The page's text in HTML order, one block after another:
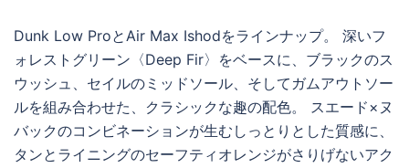
Dunk Low ProとAir Max Ishodをラインナップ。 深いフ
ォレストグリーン〈Deep Fir〉をベースに、ブラックのス
ウッシュ、セイルのミッドソール、そしてガムアウトソー
ルを組み合わせた、クラシックな趣の配色。 スエード×ヌ
バックのコンビネーションが生むしっとりとした質感に、
タンとライニングのセーフティオレンジがさりげないアク